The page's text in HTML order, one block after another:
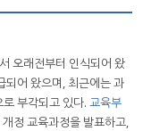
오래전부터 인식되어 왔
되어 왔으며, 최근에는 과
부각되고 있다. 교육부
정 교육과정을 발표하고,